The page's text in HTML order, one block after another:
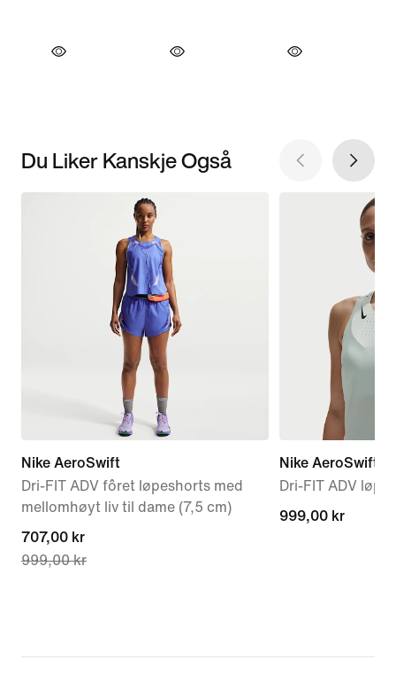
Du Liker Kanskje Også
Nike AeroSwift
Dri-FIT ADV fôret løpeshorts med
mellomhøyt liv til dame (7,5 cm)
current
price
999,00 kr
707,00 kr
999,00 kr
Nike AeroSwift
Dri-FIT ADV
999,00 kr
999,00 kr